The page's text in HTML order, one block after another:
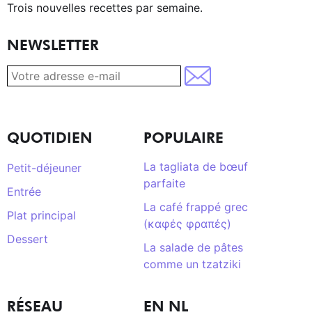
Trois nouvelles recettes par semaine.
NEWSLETTER
QUOTIDIEN
Petit-déjeuner
Entrée
Plat principal
Dessert
POPULAIRE
La tagliata de bœuf
parfaite
La café frappé grec
(καφές φραπές)
La salade de pâtes
comme un tzatziki
RÉSEAU EN NL